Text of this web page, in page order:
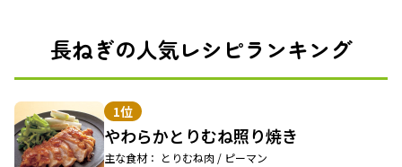
長ねぎの人気レシピランキング
1位
やわらかとりむね照り焼き
主な食材： とりむね肉 / ピーマン